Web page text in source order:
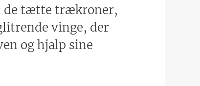
de tætte trækroner,
vinge, der
og hjalp sine